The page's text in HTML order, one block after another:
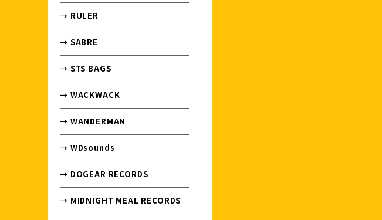
→ RULER
→ SABRE
→ STS BAGS
→ WACKWACK
→ WANDERMAN
→ WDsounds
→ DOGEAR RECORDS
→ MIDNIGHT MEAL RECORDS